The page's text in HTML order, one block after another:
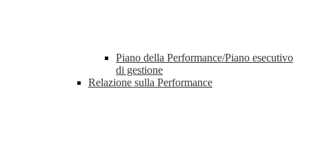
Piano della Performance/Piano esecutivo
di gestione
Relazione sulla Performance